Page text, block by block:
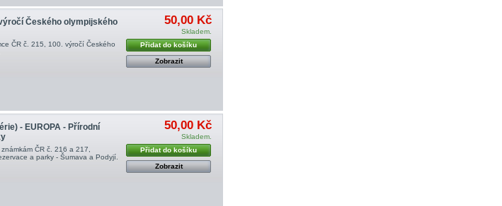
Českého olympijského
ČR č. 215, 100. výročí Českého
50,00 Kč
Skladem.
Přidat do košíku
Zobrazit
- EUROPA - Přírodní
ČR č. 216 a 217,
a parky - Šumava a Podyjí.
50,00 Kč
Skladem.
Přidat do košíku
Zobrazit